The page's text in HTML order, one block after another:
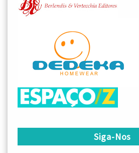
Siga-Nos